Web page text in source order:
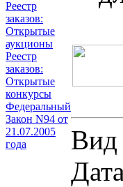
Реестр
заказов:
Открытые
аукционы
Реестр
заказов:
Открытые
конкурсы
Федеральный
Закон N94 от
21.07.2005
года
Вид